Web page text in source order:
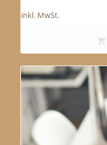
inkl. MwSt.